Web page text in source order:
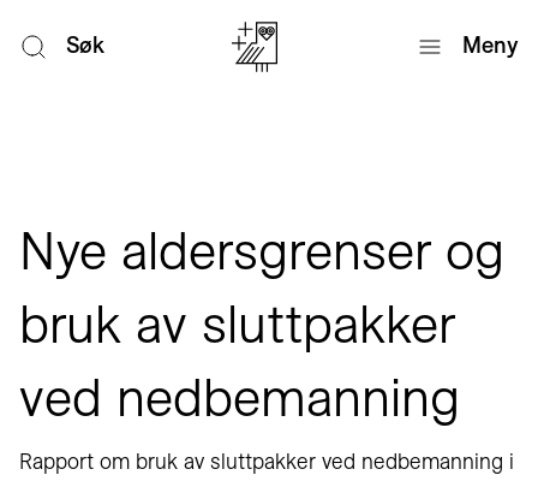
Søk Meny
Nye aldersgrenser og
bruk av sluttpakker
ved nedbemanning
Rapport om bruk av sluttpakker ved nedbemanning i